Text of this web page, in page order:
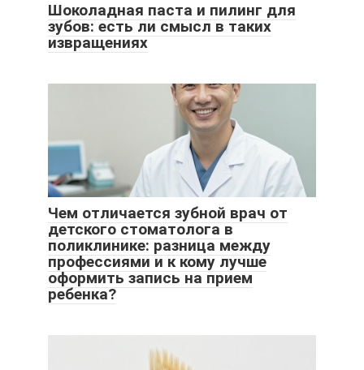
Шоколадная паста и пилинг для
зубов: есть ли смысл в таких
извращениях
Чем отличается зубной врач от
детского стоматолога в
поликлинике: разница между
профессиями и к кому лучше
оформить запись на прием
ребенка?